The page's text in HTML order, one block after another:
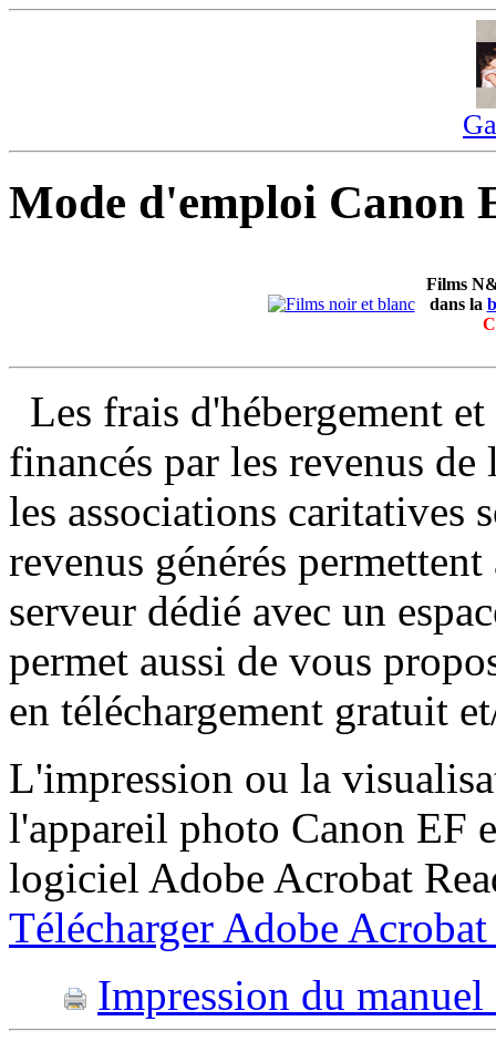
Mode d'emploi Canon
Films
dans la
Les frais d'hébergement
financés par les revenus
les associations caritatives
revenus générés
serveur dédié avec un
permet aussi de vous
en téléchargement gratuit
L'impression ou la
l'appareil photo Canon EF
logiciel Adobe Acrobat
Télécharger Adobe Acrobat
Impression du